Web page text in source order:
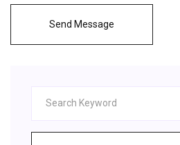
Send Message